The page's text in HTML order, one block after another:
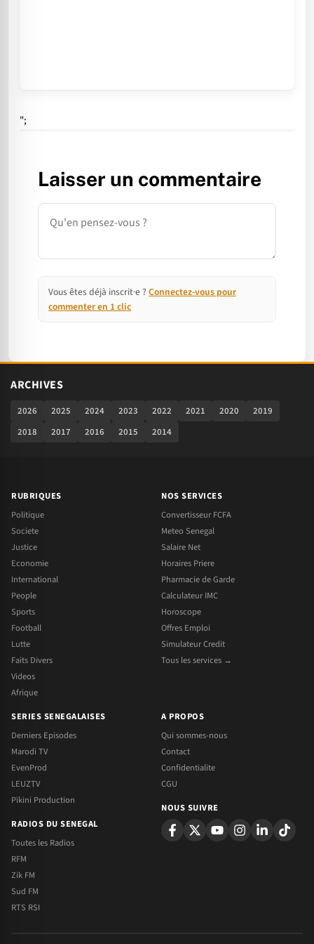
";
Laisser un commentaire
Commentaire
Vous êtes déjà inscrit·e ? Connectez-vous pour
commenter en 1 clic
ARCHIVES
2026 2025 2024 2023 2022 2021 2020
2019
2018
2017 2016 2015 2014
RUBRIQUES
Politique
Societe
Justice
Economie
International
People
Sports
Football
Lutte
Faits Divers
Videos
Afrique
NOS SERVICES
Convertisseur FCFA
Meteo Senegal
Salaire Net
Horaires Priere
Pharmacie de Garde
Calculateur IMC
Horoscope
Offres Emploi
Simulateur Credit
Tous les services →
SERIES SENEGALAISES
Derniers Episodes
Marodi TV
EvenProd
LEUZTV
Pikini Production
RADIOS DU SENEGAL
Toutes les Radios
RFM
Zik FM
Sud FM
RTS RSI
A PROPOS
Qui sommes-nous
Contact
Confidentialite
CGU
NOUS SUIVRE